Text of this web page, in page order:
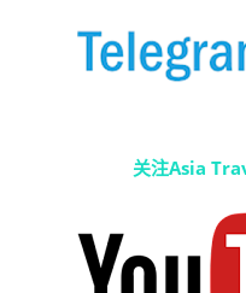
关注Asia